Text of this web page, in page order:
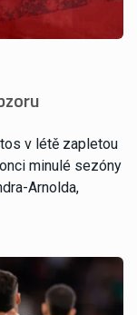
v létě zapletou
minulé sezóny
Arnolda,